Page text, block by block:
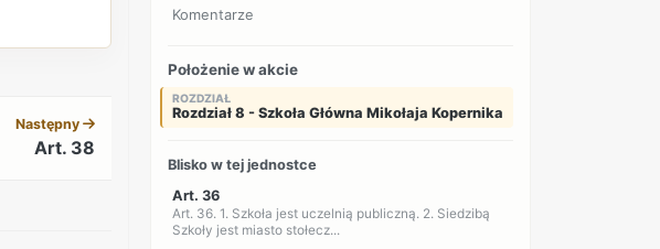
Następny
Art. 38
Komentarze
Położenie w akcie
ROZDZIAŁ
Rozdział 8 - Szkoła Główna Mikołaja Kopernika
Blisko w tej jednostce
Art. 36
Art. 36. 1. Szkoła jest uczelnią publiczną. 2. Siedzibą
Szkoły jest miasto stołecz...